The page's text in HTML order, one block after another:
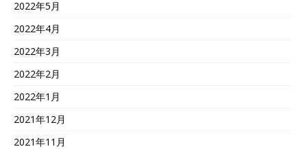
2022年5月
2022年4月
2022年3月
2022年2月
2022年1月
2021年12月
2021年11月